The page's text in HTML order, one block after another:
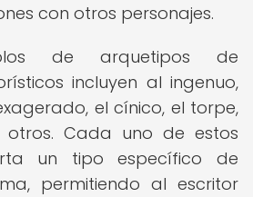
con otros personajes.
de arquetipos de
incluyen al ingenuo,
el cínico, el torpe,
otros. Cada uno de estos
un tipo específico de
permitiendo al escritor